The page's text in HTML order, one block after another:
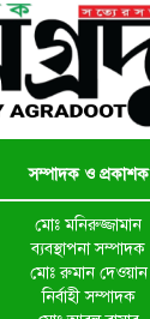
সম্পাদক ও প্রকাশক
মোঃ মনিরুজ্জামান
ব্যবস্থাপনা সম্পাদক
মোঃ রুমান দেওয়ান
নির্বাহী সম্পাদক